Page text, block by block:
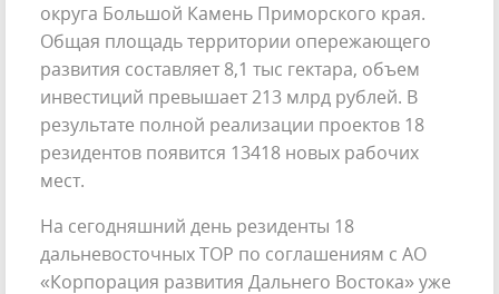
округа Большой Камень Приморского края.
Общая площадь территории опережающего
развития составляет 8,1 тыс гектара, объем
инвестиций превышает 213 млрд рублей. В
результате полной реализации проектов 18
резидентов появится 13418 новых рабочих
мест.
На сегодняшний день резиденты 18
дальневосточных ТОР по соглашениям с АО
«Корпорация развития Дальнего Востока» уже